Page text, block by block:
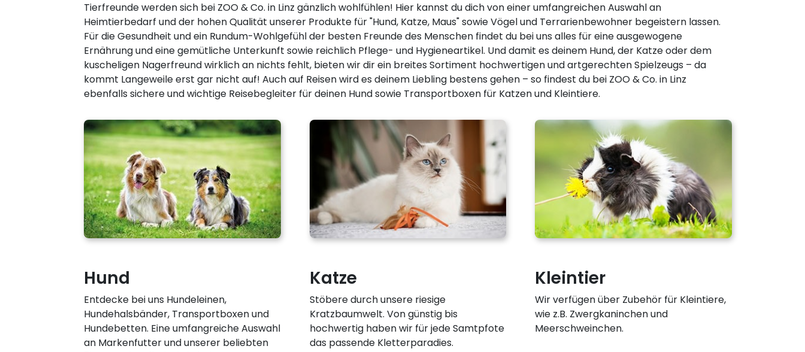
Tierfreunde werden sich bei ZOO & Co. in Linz gänzlich wohlfühlen! Hier kannst du dich von einer umfangreichen Auswahl an
Heimtierbedarf und der hohen Qualität unserer Produkte für "Hund, Katze, Maus" sowie Vögel und Terrarienbewohner begeistern lassen.
Für die Gesundheit und ein Rundum-Wohlgefühl der besten Freunde des Menschen findet du bei uns alles für eine ausgewogene
Ernährung und eine gemütliche Unterkunft sowie reichlich Pflege- und Hygieneartikel. Und damit es deinem Hund, der Katze oder dem
kuscheligen Nagerfreund wirklich an nichts fehlt, bieten wir dir ein breites Sortiment hochwertigen und artgerechten Spielzeugs – da
kommt Langeweile erst gar nicht auf! Auch auf Reisen wird es deinem Liebling bestens gehen – so findest du bei ZOO & Co. in Linz
ebenfalls sichere und wichtige Reisebegleiter für deinen Hund sowie Transportboxen für Katzen und Kleintiere.
Hund
Entdecke bei uns Hundeleinen,
Hundehalsbänder, Transportboxen und
Hundebetten. Eine umfangreiche Auswahl
an Markenfutter und unserer beliebten
Katze
Stöbere durch unsere riesige
Kratzbaumwelt. Von günstig bis
hochwertig haben wir für jede Samtpfote
das passende Kletterparadies.
Kleintier
Wir verfügen über Zubehör für Kleintiere,
wie z.B. Zwergkaninchen und
Meerschweinchen.